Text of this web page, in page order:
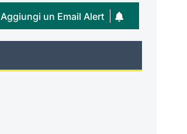
Aggiungi un Email Alert